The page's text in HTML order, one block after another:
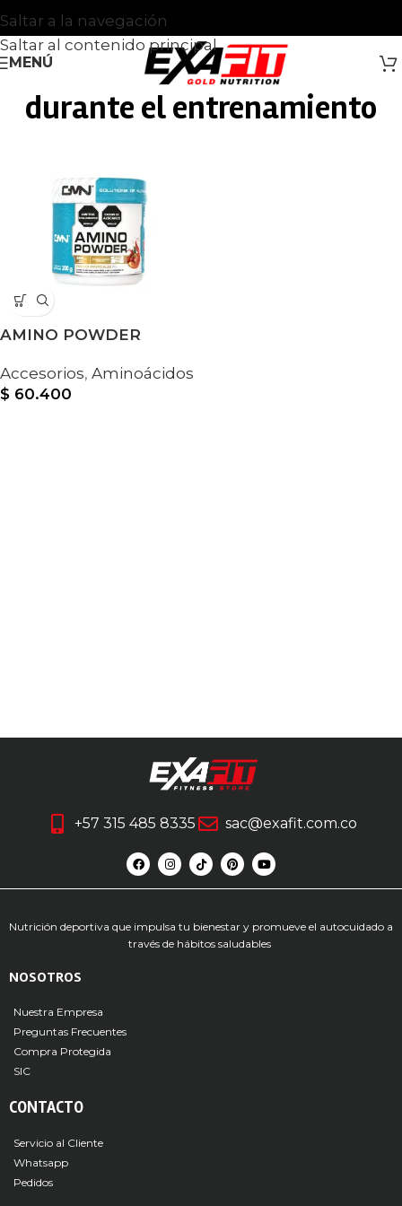
Saltar a la navegación
Saltar al contenido principal
MENÚ
durante el entrenamiento
AMINO POWDER
Accesorios, Aminoácidos
$ 60.400
+57 315 485 8335 sac@exafit.com.co
Nutrición deportiva que impulsa tu bienestar y promueve el autocuidado a
través de hábitos saludables
NOSOTROS
Nuestra Empresa
Preguntas Frecuentes
Compra Protegida
SIC
CONTACTO
Servicio al Cliente
Whatsapp
Pedidos